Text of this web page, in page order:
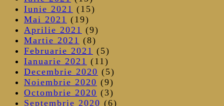
Iunie 2021 (15)
Mai 2021 (19)
Aprilie 2021 (9)
Martie 2021 (8)
Februarie 2021 (5)
Ianuarie 2021 (11)
Decembrie 2020 (5)
Noiembrie 2020 (9)
Octombrie 2020 (3)
Septembrie 2020 (6)